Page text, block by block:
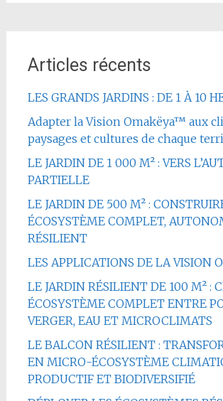
Articles récents
LES GRANDS JARDINS : DE 1 À 10
Adapter la Vision Omakëya™ aux
paysages et cultures de chaque
LE JARDIN DE 1 000 M² : VERS
PARTIELLE
LE JARDIN DE 500 M² :
ÉCOSYSTÈME COMPLET,
RÉSILIENT
LES APPLICATIONS DE LA VISION
LE JARDIN RÉSILIENT DE 100 M² :
ÉCOSYSTÈME COMPLET ENTRE
VERGER, EAU ET MICROCLIMATS
LE BALCON RÉSILIENT :
EN MICRO-ÉCOSYSTÈME
PRODUCTIF ET BIODIVERSIFIÉ